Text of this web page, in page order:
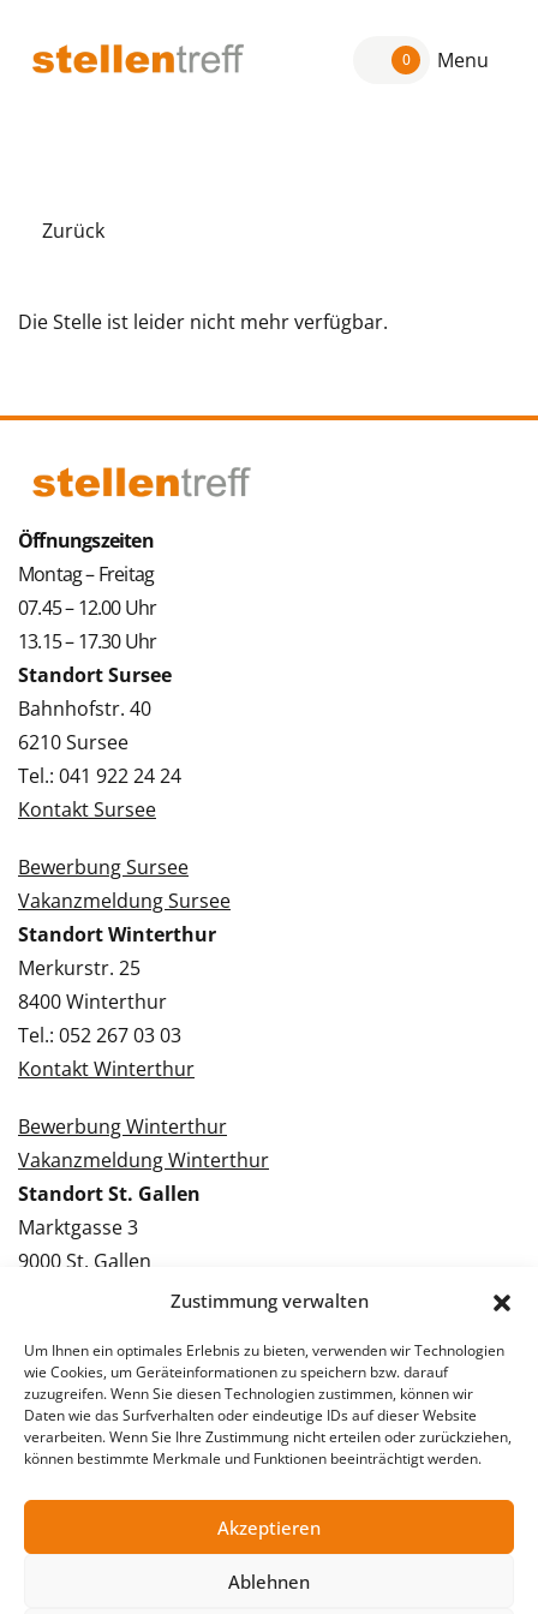
Zustimmung verwalten
Um Ihnen ein optimales Erlebnis zu bieten, verwenden wir Technologien
wie Cookies, um Geräteinformationen zu speichern bzw. darauf
zuzugreifen. Wenn Sie diesen Technologien zustimmen, können wir
Daten wie das Surfverhalten oder eindeutige IDs auf dieser Website
verarbeiten. Wenn Sie Ihre Zustimmung nicht erteilen oder zurückziehen,
können bestimmte Merkmale und Funktionen beeinträchtigt werden.
Akzeptieren
Ablehnen
0 Menu
Zurück
Die Stelle ist leider nicht mehr verfügbar.
Öffnungszeiten
Montag – Freitag
07.45 – 12.00 Uhr
13.15 – 17.30 Uhr
Standort Sursee
Bahnhofstr. 40
6210 Sursee
Tel.: 041 922 24 24
Kontakt Sursee
Bewerbung Sursee
Vakanzmeldung Sursee
Standort Winterthur
Merkurstr. 25
8400 Winterthur
Tel.: 052 267 03 03
Kontakt Winterthur
Bewerbung Winterthur
Vakanzmeldung Winterthur
Standort St. Gallen
Marktgasse 3
9000 St. Gallen
Tel.: 071 228 09 09
Bewerbung St. Gallen
Vakanzmeldung St. Gallen
© 2026 Stellentreff AG